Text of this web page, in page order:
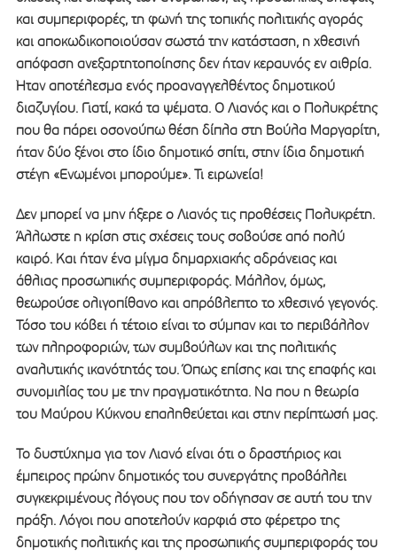
και συμπεριφορές, τη φωνή της τοπικής πολιτικής αγοράς
και αποκωδικοποιούσαν σωστά την κατάσταση, η χθεσινή
απόφαση ανεξαρτητοποίησης δεν ήταν κεραυνός εν αιθρία.
Ήταν αποτέλεσμα ενός προαναγγελθέντος δημοτικού
διαζυγίου. Γιατί, κακά τα ψέματα. Ο Λιανός και ο Πολυκρέτης
που θα πάρει οσονούπω θέση δίπλα στη Βούλα Μαργαρίτη,
ήταν δύο ξένοι στο ίδιο δημοτικό σπίτι, στην ίδια δημοτική
στέγη «Ενωμένοι μπορούμε». Τι ειρωνεία!
Δεν μπορεί να μην ήξερε ο Λιανός τις προθέσεις Πολυκρέτη.
Άλλωστε η κρίση στις σχέσεις τους σοβούσε από πολύ
καιρό. Και ήταν ένα μίγμα δημαρχιακής αδράνειας και
άθλιας προσωπικής συμπεριφοράς. Μάλλον, όμως,
θεωρούσε ολιγοπίθανο και απρόβλεπτο το χθεσινό γεγονός.
Τόσο του κόβει ή τέτοιο είναι το σύμπαν και το περιβάλλον
των πληροφοριών, των συμβούλων και της πολιτικής
αναλυτικής ικανότητάς του. Όπως επίσης και της επαφής και
συνομιλίας του με την πραγματικότητα. Να που η θεωρία
του Μαύρου Κύκνου επαληθεύεται και στην περίπτωσή μας.
Το δυστύχημα για τον Λιανό είναι ότι ο δραστήριος και
έμπειρος πρώην δημοτικός του συνεργάτης προβάλλει
συγκεκριμένους λόγους που τον οδήγησαν σε αυτή του την
πράξη. Λόγοι που αποτελούν καρφιά στο φέρετρο της
δημοτικής πολιτικής και της προσωπικής συμπεριφοράς του